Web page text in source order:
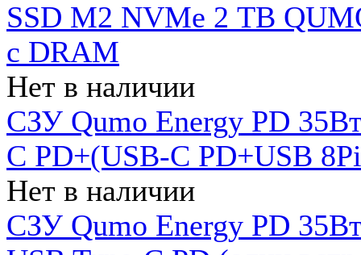
SSD M2 NVMe 2 ТB
c DRAM
Нет в наличии
СЗУ Qumo Energy PD
C PD+(USB-C PD+USB
Нет в наличии
СЗУ Qumo Energy PD